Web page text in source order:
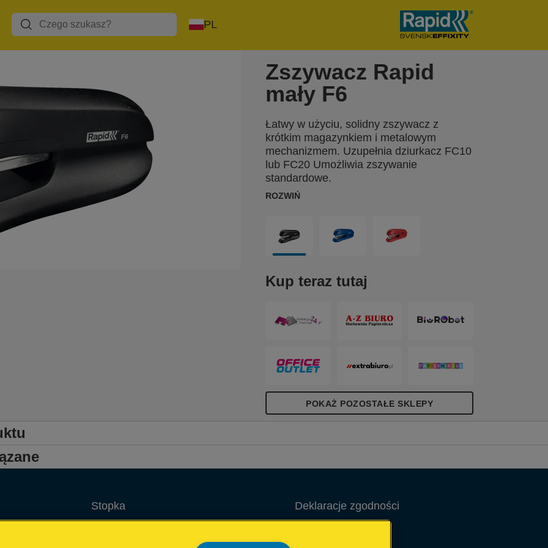
PL
Zszywacz Rapid
mały F6
Łatwy w użyciu, solidny zszywacz z
krótkim magazynkiem i metalowym
mechanizmem. Uzupełnia dziurkacz FC10
lub FC20 Umożliwia zszywanie
standardowe.
ROZWIŃ
Kup teraz tutaj
POKAŻ POZOSTAŁE SKLEPY
Stopka Deklaracje zgodności